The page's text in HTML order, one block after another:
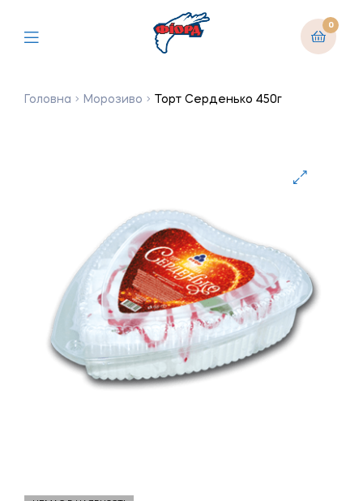
0
Головна Морозиво Торт Серденько 450г